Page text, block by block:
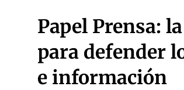
Papel Prensa:
para defender
e información